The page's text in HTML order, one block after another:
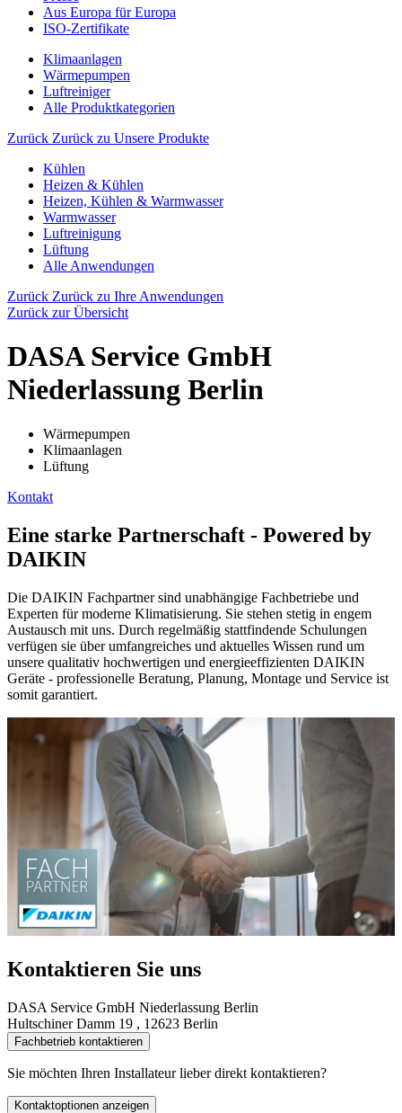
Aus Europa für Europa
ISO-Zertifikate
Klimaanlagen
Wärmepumpen
Luftreiniger
Alle Produktkategorien
Zurück Zurück zu Unsere Produkte
Kühlen
Heizen & Kühlen
Heizen, Kühlen & Warmwasser
Warmwasser
Luftreinigung
Lüftung
Alle Anwendungen
Zurück Zurück zu Ihre Anwendungen
Zurück zur Übersicht
DASA Service GmbH
Niederlassung Berlin
Wärmepumpen
Klimaanlagen
Lüftung
Kontakt
Eine starke Partnerschaft - Powered by
DAIKIN
Die DAIKIN Fachpartner sind unabhängige Fachbetriebe und
Experten für moderne Klimatisierung. Sie stehen stetig in engem
Austausch mit uns. Durch regelmäßig stattfindende Schulungen
verfügen sie über umfangreiches und aktuelles Wissen rund um
unsere qualitativ hochwertigen und energieeffizienten DAIKIN
Geräte - professionelle Beratung, Planung, Montage und Service ist
somit garantiert.
Kontaktieren Sie uns
DASA Service GmbH Niederlassung Berlin
Hultschiner Damm 19 , 12623 Berlin
Fachbetrieb kontaktieren
Sie möchten Ihren Installateur lieber direkt kontaktieren?
Kontaktoptionen anzeigen